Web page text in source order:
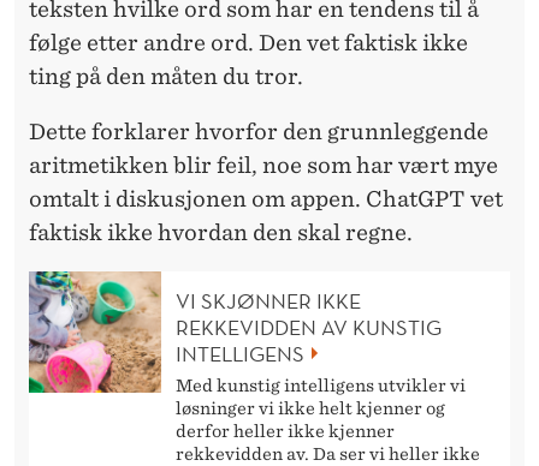
teksten hvilke ord som har en tendens til å
følge etter andre ord. Den vet faktisk ikke
ting på den måten du tror.
Dette forklarer hvorfor den grunnleggende
aritmetikken blir feil, noe som har vært mye
omtalt i diskusjonen om appen. ChatGPT vet
faktisk ikke hvordan den skal regne.
VI SKJØNNER IKKE
REKKEVIDDEN AV KUNSTIG
INTELLIGENS
Med kunstig intelligens utvikler vi
løsninger vi ikke helt kjenner og
derfor heller ikke kjenner
rekkevidden av. Da ser vi heller ikke